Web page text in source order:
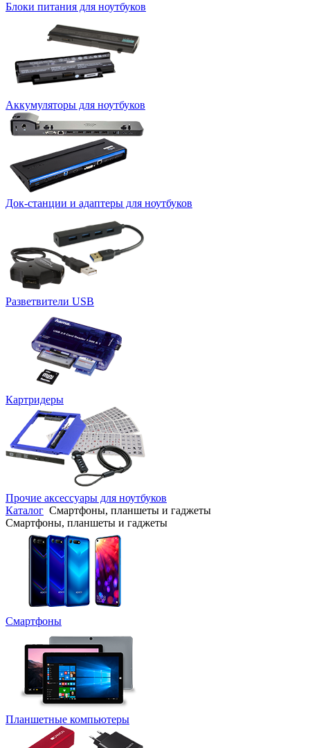
Блоки питания для ноутбуков
Аккумуляторы для ноутбуков
Док-станции и адаптеры для ноутбуков
Разветвители USB
Картридеры
Прочие аксессуары для ноутбуков
Каталог Смартфоны, планшеты и гаджеты
Смартфоны, планшеты и гаджеты
Смартфоны
Планшетные компьютеры